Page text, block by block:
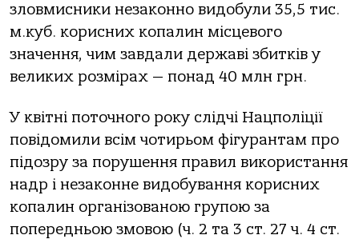
зловмисники незаконно видобули 35,5 тис.
м.куб. корисних копалин місцевого
значення, чим завдали державі збитків у
великих розмірах — понад 40 млн грн.
У квітні поточного року слідчі Нацполіції
повідомили всім чотирьом фігурантам про
підозру за порушення правил використання
надр і незаконне видобування корисних
копалин організованою групою за
попередньою змовою (ч. 2 та 3 ст. 27 ч. 4 ст.